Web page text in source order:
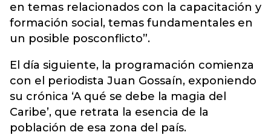
en temas relacionados con la capacitación y
formación social, temas fundamentales en
un posible posconflicto”.
El día siguiente, la programación comienza
con el periodista Juan Gossaín, exponiendo
su crónica ‘A qué se debe la magia del
Caribe’, que retrata la esencia de la
población de esa zona del país.